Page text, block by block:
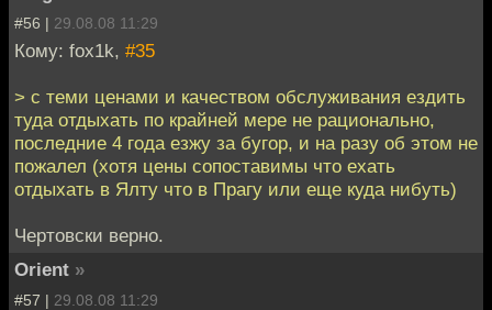
#56 | 29.08.08 11:29
Кому: fox1k, #35
> с теми ценами и качеством обслуживания ездить
туда отдыхать по крайней мере не рационально,
последние 4 года езжу за бугор, и на разу об этом не
пожалел (хотя цены сопоставимы что ехать
отдыхать в Ялту что в Прагу или еще куда нибуть)
Чертовски верно.
Orient »
#57 | 29.08.08 11:29